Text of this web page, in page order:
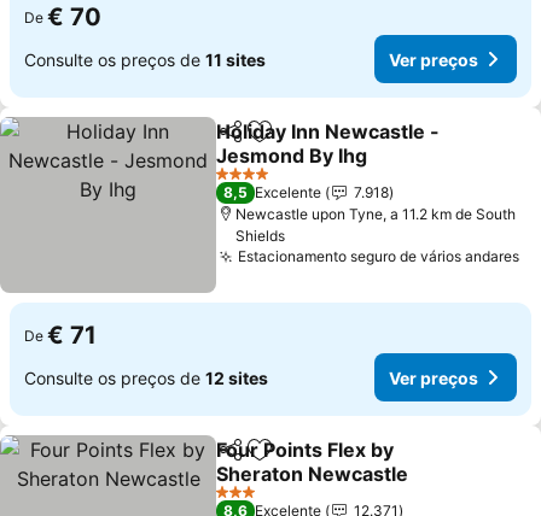
De € 70
Consulte os preços de 11 sites Ver preços
PartilharAdicionar aos favoritos
Holiday Inn Newcastle -
Jesmond By Ihg
Ver preços
4 Estrelas
8,5 Excelente
7.918
Newcastle upon Tyne, a 11.2 km de South
Shields
Estacionamento seguro de vários andares
De € 71
Consulte os preços de 12 sites Ver preços
PartilharAdicionar aos favoritos
Four Points Flex by
Sheraton Newcastle
Ver preços
3 Estrelas
8,6 Excelente 12.371